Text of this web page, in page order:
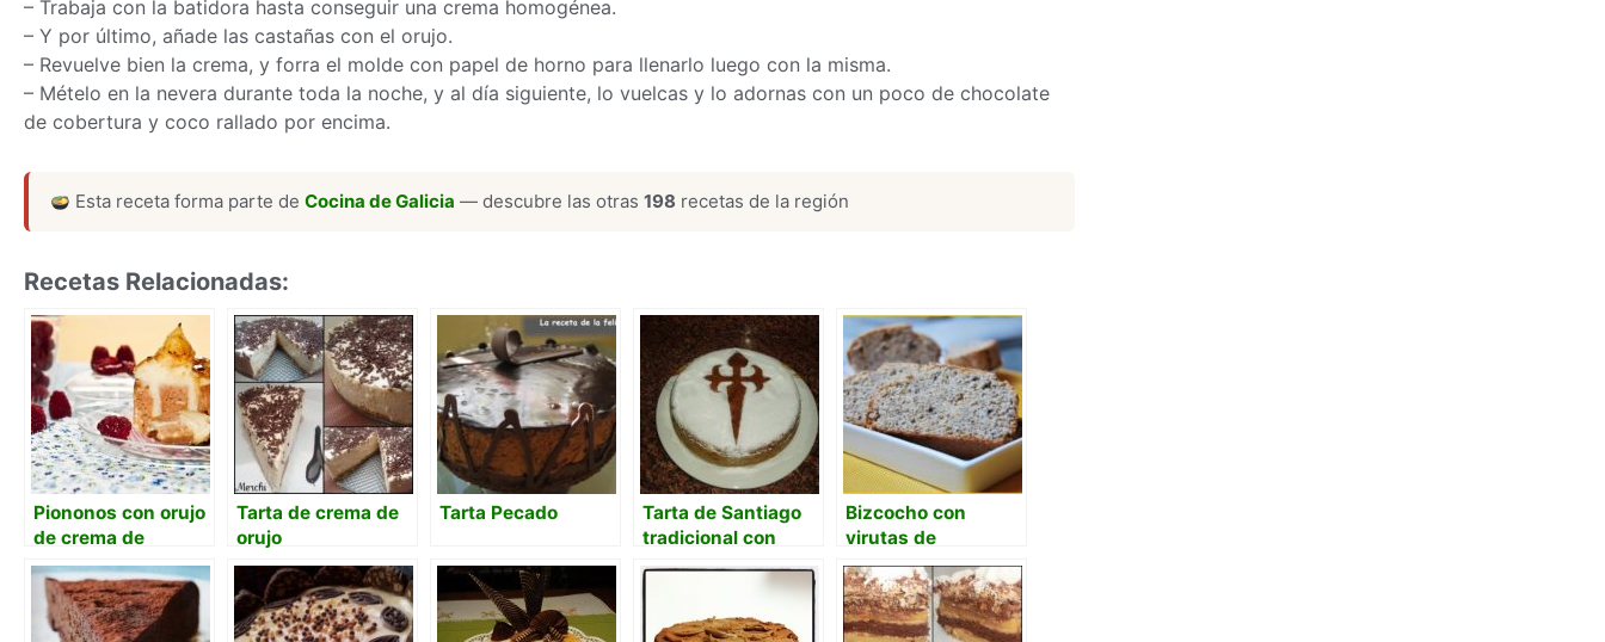
– Trabaja con la batidora hasta conseguir una crema homogénea.
– Y por último, añade las castañas con el orujo.
– Revuelve bien la crema, y forra el molde con papel de horno para llenarlo luego con la misma.
– Mételo en la nevera durante toda la noche, y al día siguiente, lo vuelcas y lo adornas con un poco de chocolate
de cobertura y coco rallado por encima.
Esta receta forma parte deCocina de Galicia — descubre las otras198 recetas de la región
Recetas Relacionadas:
Piononos con orujo
de crema de
chocolate
Tarta de crema de
orujo
Tarta Pecado
Tarta de Santiago
tradicional con
orujo
Bizcocho con
virutas de
chocolate y polvo
de naranja